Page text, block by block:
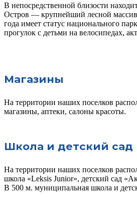
В непосредственной близости
Остров — крупнейший лесной
года имеет статус национального
прогулок с детьми на велосипедах,
Магазины
На территории наших поселков
магазины, аптеки, салоны красоты.
Школа и детский сад
На территории наших поселков
школа «Leksis Junior», детский сад
В 500 м. муниципальная школа и